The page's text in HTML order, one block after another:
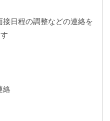
接日程の調整などの連絡を
絡